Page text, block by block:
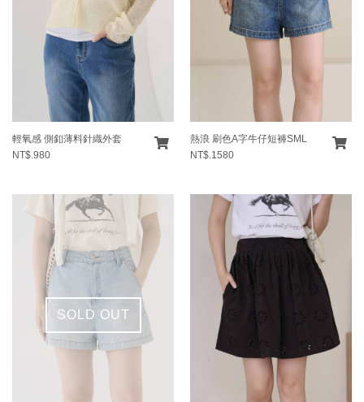
輕氧感 側釦薄料針織外套
NT$.980
熱浪 刷色A字牛仔短褲SML
NT$.1580
SOLD OUT